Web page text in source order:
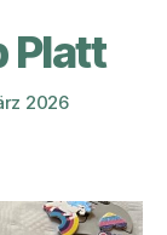
Platt
2026